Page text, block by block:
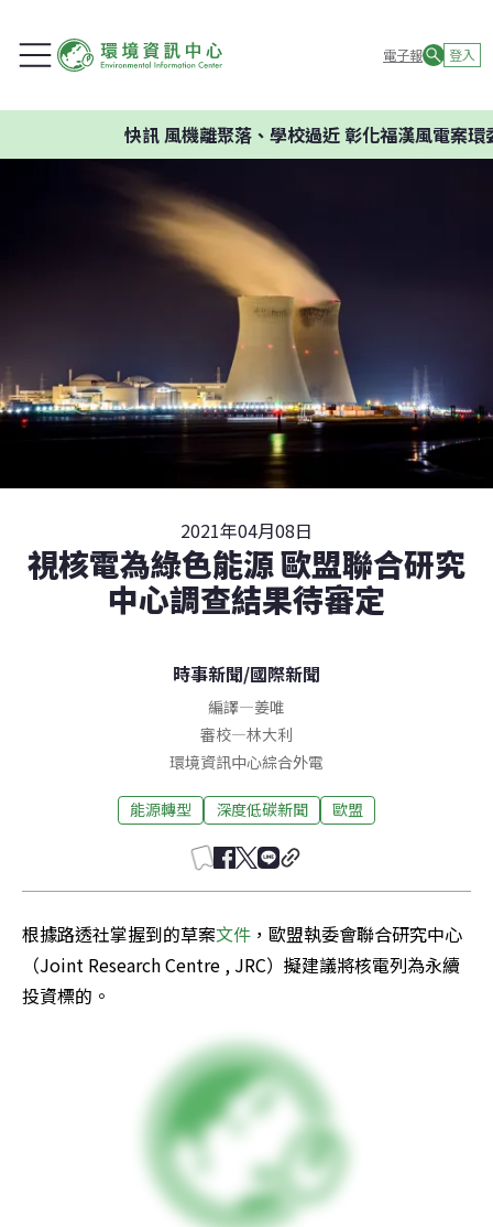
電子報 登入
快訊風機離聚落、學校過近 彰化福漢風電案環委建
2021年04月08日
視核電為綠色能源 歐盟聯合研究
中心調查結果待審定
時事新聞/國際新聞
編譯—姜唯
審校—林大利
環境資訊中心綜合外電
能源轉型 深度低碳新聞 歐盟
根據路透社掌握到的草案文件 ，歐盟執委會聯合研究中心
（Joint Research Centre , JRC）擬建議將核電列為永續
投資標的。